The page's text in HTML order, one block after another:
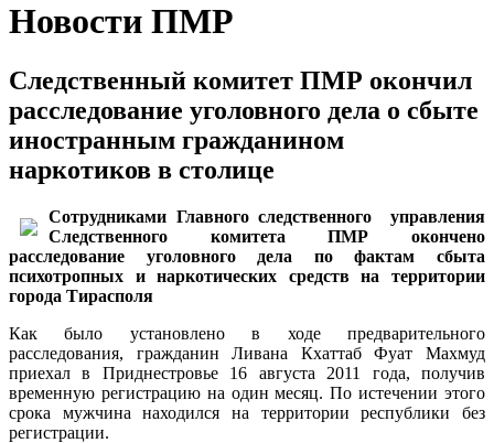
Новости ПМР
Следственный комитет ПМР окончил
расследование уголовного дела о сбыте
иностранным гражданином
наркотиков в столице
Сотрудниками Главного следственного управления
Следственного комитета ПМР окончено
расследование уголовного дела по фактам сбыта
психотропных и наркотических средств на территории
города Тирасполя
Как было установлено в ходе предварительного
расследования, гражданин Ливана Кхаттаб Фуат Махмуд
приехал в Приднестровье 16 августа 2011 года, получив
временную регистрацию на один месяц. По истечении этого
срока мужчина находился на территории республики без
регистрации.